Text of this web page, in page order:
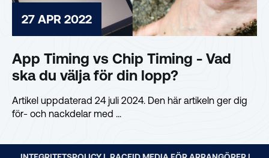
27 APR 2022
App Timing vs Chip Timing - Vad
ska du välja för din lopp?
Artikel uppdaterad 24 juli 2024. Den här artikeln ger dig
för- och nackdelar med ...